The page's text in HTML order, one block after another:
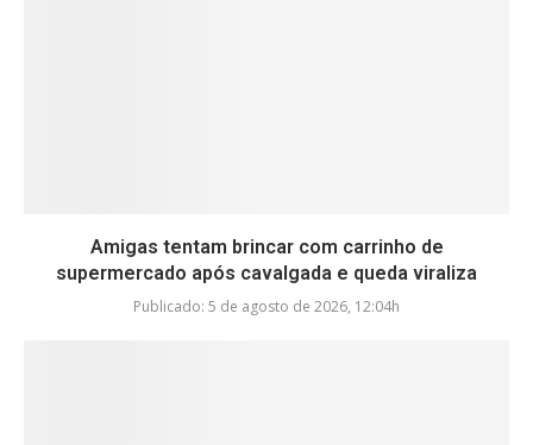
Amigas tentam brincar com carrinho de
supermercado após cavalgada e queda viraliza
Publicado: 5 de agosto de 2026, 12:04h